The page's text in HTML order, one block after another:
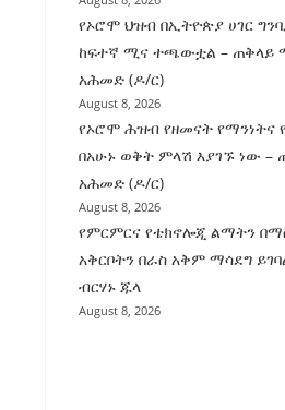
የኦሮሞ ህዝብ በኢትዮጵያ ሀገር
ከፍተኛ ሚና ተጫውቷል – ጠቅላይ
አሕመድ (ዶ/ር)
August 8, 2026
የኦሮሞ ሕዝብ የዘመናት
በአሁኑ ወቅት ምላሽ እያገኙ ነው –
አሕመድ (ዶ/ር)
August 8, 2026
የምርምርና የቴክኖሎጂ ልማትን
አቅርቦትን በራስ አቅም ማሳደግ
ብርሃኑ ጁላ
August 8, 2026